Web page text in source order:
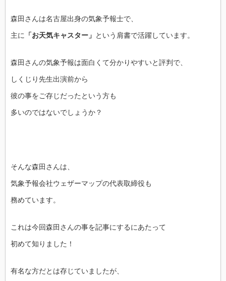
森田さんは名古屋出身の気象予報士で、
主に 「お天気キャスター」 という肩書で活躍しています。
森田さんの気象予報は面白くて分かりやすいと評判で、
しくじり先生出演前から
彼の事をご存じだったという方も
多いのではないでしょうか？
そんな森田さんは、
気象予報会社ウェザーマップの代表取締役も
務めています。
これは今回森田さんの事を記事にするにあたって
初めて知りました！
有名な方だとは存じていましたが、